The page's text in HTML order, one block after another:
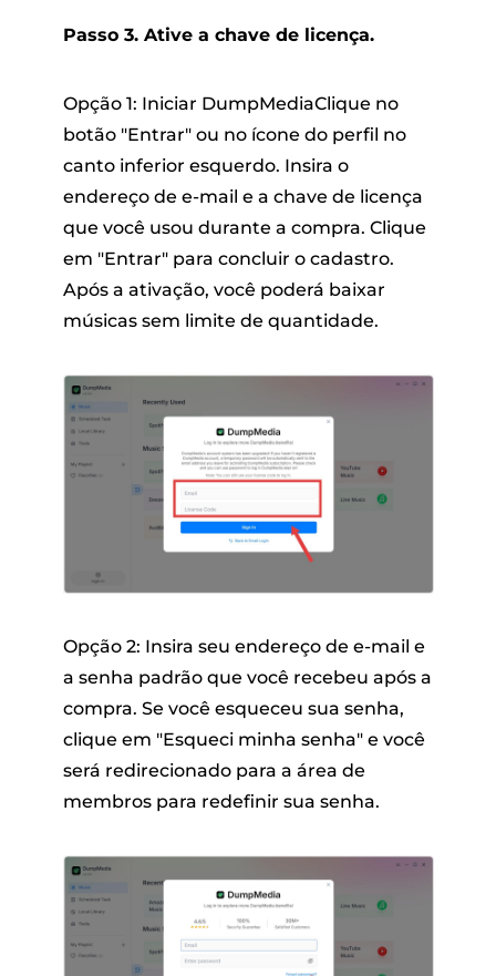
Passo 3. Ative a chave de licença.
Opção 1: Iniciar DumpMediaClique no
botão "Entrar" ou no ícone do perfil no
canto inferior esquerdo. Insira o
endereço de e-mail e a chave de licença
que você usou durante a compra. Clique
em "Entrar" para concluir o cadastro.
Após a ativação, você poderá baixar
músicas sem limite de quantidade.
Opção 2: Insira seu endereço de e-mail e
a senha padrão que você recebeu após a
compra. Se você esqueceu sua senha,
clique em "Esqueci minha senha" e você
será redirecionado para a área de
membros para redefinir sua senha.